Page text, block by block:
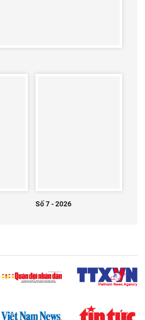
Số 7 - 2026